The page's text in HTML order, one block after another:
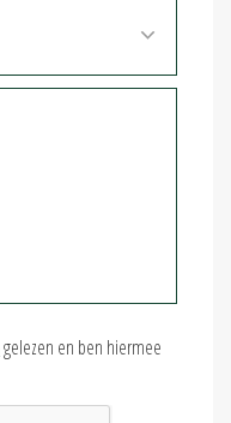
gelezen en ben hiermee